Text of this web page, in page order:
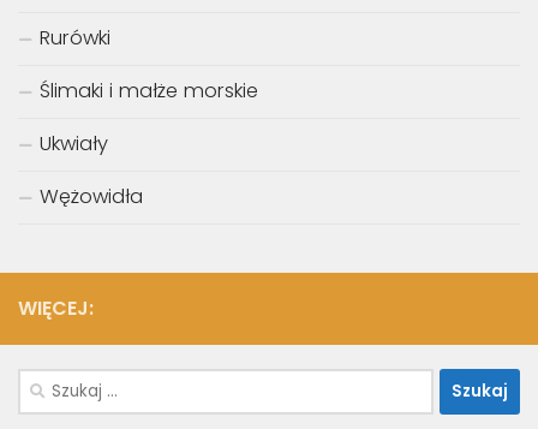
Rurówki
Ślimaki i małże morskie
Ukwiały
Wężowidła
WIĘCEJ:
Szukaj: